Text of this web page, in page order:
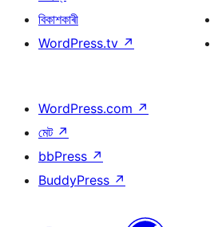
বিকাশকাৰী
WordPress.tv ↗
WordPress.com ↗
মেট ↗
bbPress ↗
BuddyPress ↗